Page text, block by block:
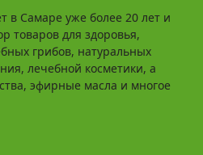
в Самаре уже более 20 лет и
товаров для здоровья,
грибов, натуральных
лечебной косметики, а
эфирные масла и многое